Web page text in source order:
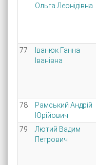
Ольга Леонідівна
77
Іванюк Ганна
Іванівна
78
Рамський Андрій
Юрійович
79
Лютий Вадим
Петрович